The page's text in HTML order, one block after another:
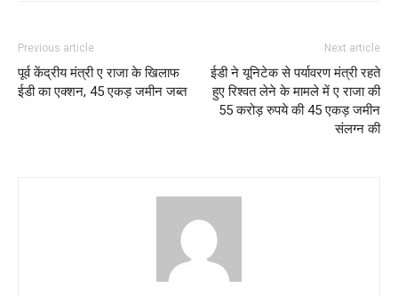
Previous article
पूर्व केंद्रीय मंत्री ए राजा के खिलाफ
ईडी का एक्शन, 45 एकड़ जमीन जब्त
Next article
ईडी ने यूनिटेक से पर्यावरण मंत्री रहते
हुए रिश्वत लेने के मामले में ए राजा की
55 करोड़ रुपये की 45 एकड़ जमीन
संलग्न की